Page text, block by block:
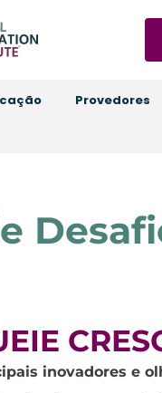
Provedores
inovadores e